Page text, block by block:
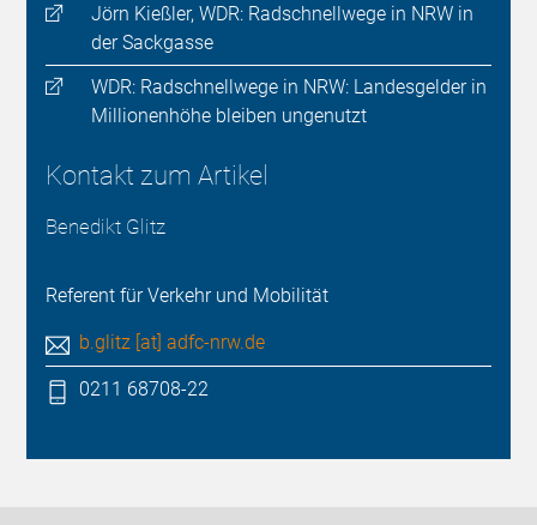
Jörn Kießler, WDR: Radschnellwege in NRW in
der Sackgasse
WDR: Radschnellwege in NRW: Landesgelder in
Millionenhöhe bleiben ungenutzt
Kontakt zum Artikel
Benedikt Glitz
Referent für Verkehr und Mobilität
b.glitz [at] adfc-nrw.de
0211 68708-22